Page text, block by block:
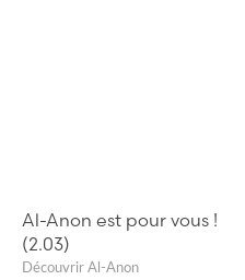
Al-Anon est pour vous !
(2.03)
Découvrir Al-Anon